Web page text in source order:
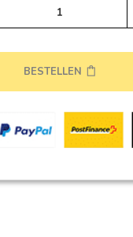
BESTELLEN